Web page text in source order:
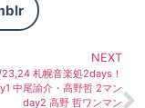
NEXT
23,24 札幌音楽処2days！
中尾諭介・高野哲 2マン
day2 高野 哲ワンマン